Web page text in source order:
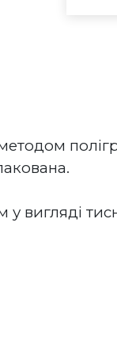
у вигляді